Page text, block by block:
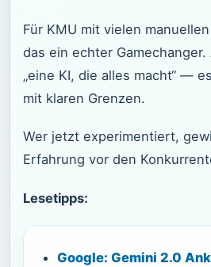
Für KMU mit vielen
das ein echter
„eine KI, die alles macht“ —
mit klaren Grenzen.
Wer jetzt experimentiert,
Erfahrung vor den
Lesetipps:
Google: Gemini 2.0